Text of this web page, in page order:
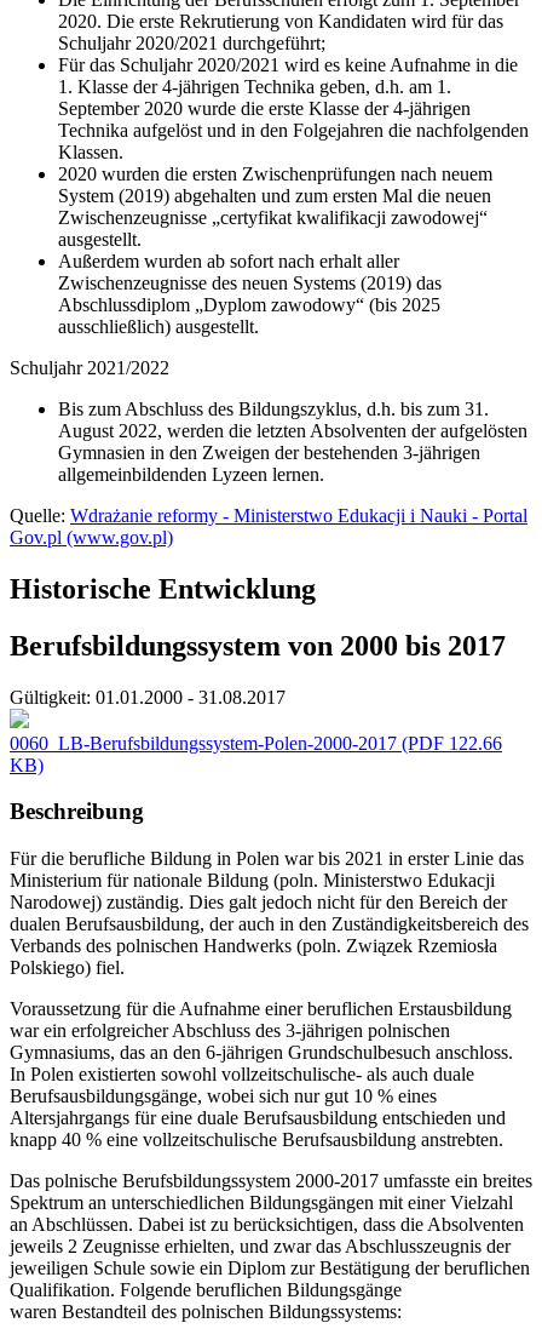
2020. Die erste Rekrutierung von Kandidaten wird für das
Schuljahr 2020/2021 durchgeführt;
Für das Schuljahr 2020/2021 wird es keine Aufnahme in die
1. Klasse der 4-jährigen Technika geben, d.h. am 1.
September 2020 wurde die erste Klasse der 4-jährigen
Technika aufgelöst und in den Folgejahren die nachfolgenden
Klassen.
2020 wurden die ersten Zwischenprüfungen nach neuem
System (2019) abgehalten und zum ersten Mal die neuen
Zwischenzeugnisse „certyfikat kwalifikacji zawodowej“
ausgestellt.
Außerdem wurden ab sofort nach erhalt aller
Zwischenzeugnisse des neuen Systems (2019) das
Abschlussdiplom „Dyplom zawodowy“ (bis 2025
ausschließlich) ausgestellt.
Schuljahr 2021/2022
Bis zum Abschluss des Bildungszyklus, d.h. bis zum 31.
August 2022, werden die letzten Absolventen der aufgelösten
Gymnasien in den Zweigen der bestehenden 3-jährigen
allgemeinbildenden Lyzeen lernen.
Quelle: Wdrażanie reformy - Ministerstwo Edukacji i Nauki - Portal
Gov.pl (www.gov.pl)
Historische Entwicklung
Berufsbildungssystem von 2000 bis 2017
Gültigkeit: 01.01.2000 - 31.08.2017
0060_LB-Berufsbildungssystem-Polen-2000-2017 (PDF 122.66
KB)
Beschreibung
Für die berufliche Bildung in Polen war bis 2021 in erster Linie das
Ministerium für nationale Bildung (poln. Ministerstwo Edukacji
Narodowej) zuständig. Dies galt jedoch nicht für den Bereich der
dualen Berufsausbildung, der auch in den Zuständigkeitsbereich des
Verbands des polnischen Handwerks (poln. Związek Rzemiosła
Polskiego) fiel.
Voraussetzung für die Aufnahme einer beruflichen Erstausbildung
war ein erfolgreicher Abschluss des 3-jährigen polnischen
Gymnasiums, das an den 6-jährigen Grundschulbesuch anschloss.
In Polen existierten sowohl vollzeitschulische- als auch duale
Berufsausbildungsgänge, wobei sich nur gut 10 % eines
Altersjahrgangs für eine duale Berufsausbildung entschieden und
knapp 40 % eine vollzeitschulische Berufsausbildung anstrebten.
Das polnische Berufsbildungssystem 2000-2017 umfasste ein breites
Spektrum an unterschiedlichen Bildungsgängen mit einer Vielzahl
an Abschlüssen. Dabei ist zu berücksichtigen, dass die Absolventen
jeweils 2 Zeugnisse erhielten, und zwar das Abschlusszeugnis der
jeweiligen Schule sowie ein Diplom zur Bestätigung der beruflichen
Qualifikation. Folgende beruflichen Bildungsgänge
waren Bestandteil des polnischen Bildungssystems: